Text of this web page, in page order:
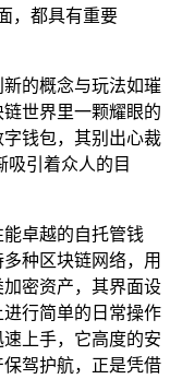
，都具有重要
的概念与玩法如璀
世界里一颗耀眼的
钱包，其别出心裁
吸引着众人的目
卓越的自托管钱
种区块链网络，用
密资产，其界面设
行简单的日常操作
上手，它高度的安
驾护航，正是凭借